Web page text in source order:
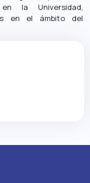
la Universidad,
en el ámbito del